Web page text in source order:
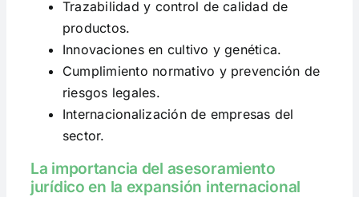
Trazabilidad y control de calidad de
productos.
Innovaciones en cultivo y genética.
Cumplimiento normativo y prevención de
riesgos legales.
Internacionalización de empresas del
sector.
La importancia del asesoramiento
jurídico en la expansión internacional